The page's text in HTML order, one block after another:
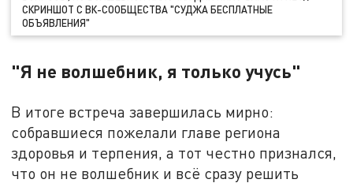
СКРИНШОТ С ВК-СООБЩЕСТВА "СУДЖА БЕСПЛАТНЫЕ
ОБЪЯВЛЕНИЯ"
"Я не волшебник, я только учусь"
В итоге встреча завершилась мирно:
собравшиеся пожелали главе региона
здоровья и терпения, а тот честно признался,
что он не волшебник и всё сразу решить